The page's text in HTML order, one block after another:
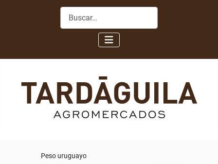
Buscar
Peso uruguayo